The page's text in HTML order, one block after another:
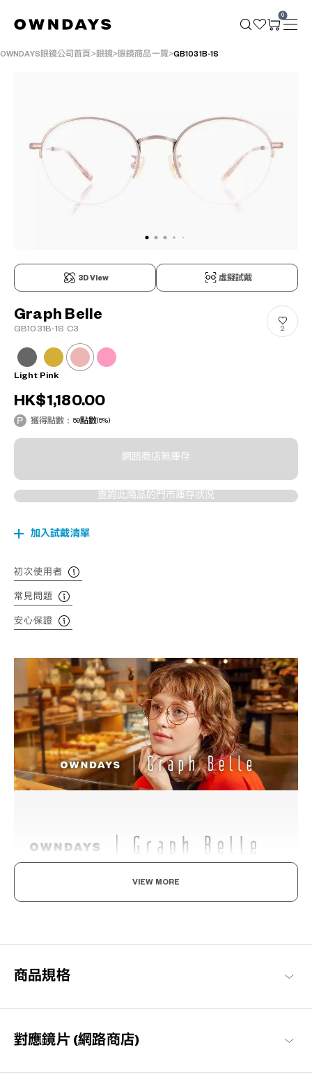
0
OWNDAYS眼鏡公司首頁 眼鏡 眼鏡商品一覽 GB1031B-1S
3D View 虛擬試戴
Graph Belle
GB1031B-1S C3 2
Light Pink
HK$1,180.00
獲得點數： 59點數(5%)
網路商店無庫存
查詢此商品的門市庫存狀況
加入試戴清單
初次使用者
常見問題
安心保證
既率性，又可愛。
VIEW MORE
商品規格
對應鏡片 (網路商店)